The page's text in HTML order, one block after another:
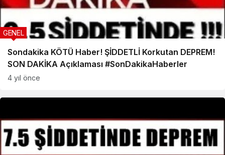
Sondakika KÖTÜ Haber! ŞİDDETLİ Korkutan DEPREM!
SON DAKİKA Açıklaması #SonDakikaHaberler
GENEL
4 yıl önce